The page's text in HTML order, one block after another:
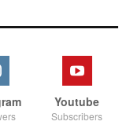
Youtube
Subscribers